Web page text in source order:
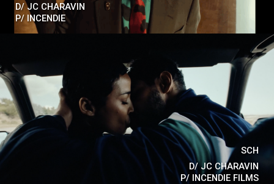
D/JC CHARAVIN
P/INCENDIE
SCH
D/JC CHARAVIN
P/ INCENDIE FILMS